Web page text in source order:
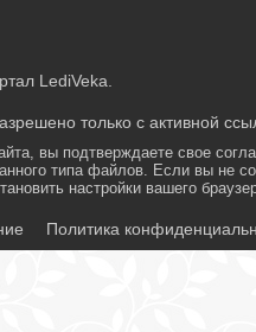
LediVeka.
только с активной
вы подтверждаете свое
типа файлов. Если вы не
настройки вашего
Политика